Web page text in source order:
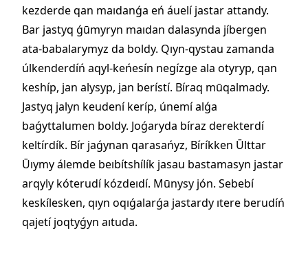
kezderde qan maıdanǵa eń áuelí jastar attandy.
Bar jastyq ǵūmyryn maıdan dalasynda jíbergen
ata-babalarymyz da boldy. Qıyn-qystau zamanda
úlkenderdíń aqyl-keńesín negízge ala otyryp, qan
keshíp, jan alysyp, jan berístí. Bíraq mūqalmady.
Jastyq jalyn keudení keríp, únemí alǵa
baǵyttalumen boldy. Joǵaryda bíraz derekterdí
keltírdík. Bír jaǵynan qarasańyz, Bíríkken Ūlttar
Ūıymy álemde beıbítshílík jasau bastamasyn jastar
arqyly kóterudí kózdeıdí. Mūnysy jón. Sebebí
keskílesken, qıyn oqıǵalarǵa jastardy ıtere berudíń
qajetí joqtyǵyn aıtuda.